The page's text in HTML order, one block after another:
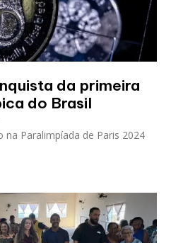
da primeira
do Brasil
Paralimpíada de Paris 2024